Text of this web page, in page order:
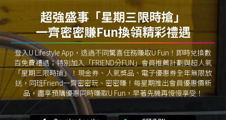
超強盛事「星期三限時搶」
一齊密密賺Fun換領精彩禮遇
登入U Lifestyle App，透過不同驚喜任務賺取U Fun！即時兌換數
百免費禮遇；特別加入「FRIEND分FUN」會員推薦計劃與超人氣
「星期三限時搶」！現金券、人氣獎品、電子優惠券全年無限放
送，同班Friend一齊密密玩、密密賺！每星期推出會員優惠價新
品，盡享預購優惠同時賺取U Fun，早著先機再慢慢享受！